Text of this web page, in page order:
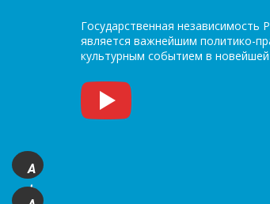
Государственная независимость
является важнейшим политико-
культурным событием в
A
+